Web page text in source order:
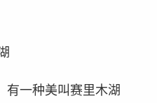
有一种美叫赛里木湖